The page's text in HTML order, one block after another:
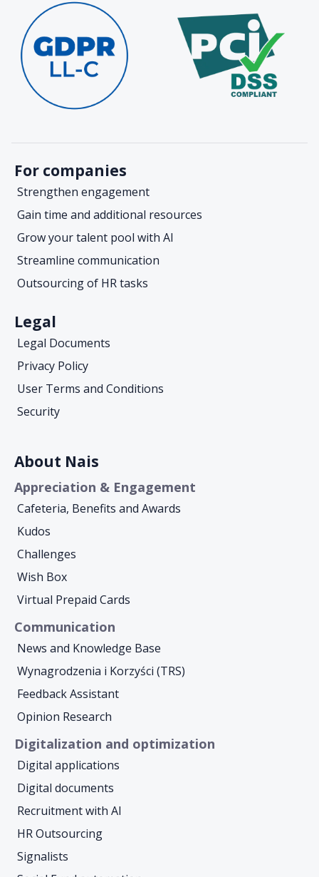
For companies
Strengthen engagement
Gain time and additional resources
Grow your talent pool with AI
Streamline communication
Outsourcing of HR tasks
Legal
Legal Documents
Privacy Policy
User Terms and Conditions
Security
About Nais
Appreciation & Engagement
Cafeteria, Benefits and Awards
Kudos
Challenges
Wish Box
Virtual Prepaid Cards
Communication
News and Knowledge Base
Wynagrodzenia i Korzyści (TRS)
Feedback Assistant
Opinion Research
Digitalization and optimization
Digital applications
Digital documents
Recruitment with AI
HR Outsourcing
Signalists